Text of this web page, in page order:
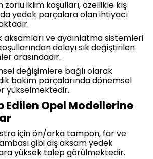
zorlu iklim koşulları, özellikle kış
yedek parçalara olan ihtiyacı
aksamları ve aydınlatma sistemleri
dolayı sık değiştirilen
arasındadır.
değişimlere bağlı olarak
bakım parçalarında dönemsel
yükselmektedir.
Edilen Opel Modellerine
için ön/arka tampon, far ve
gibi dış aksam yedek
yüksek talep görülmektedir.